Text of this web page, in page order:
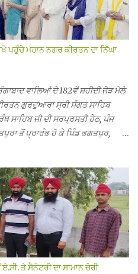
ਪਹੁੰਚੇ ਮਹਾਨ ਨਗਰ ਕੀਰਤਨ ਦਾ ਨਿੱਘਾ
ਵਾਲਿਆਂ ਦੇ 182ਵੇਂ ਸ਼ਹੀਦੀ ਜੋੜ ਮੇਲੇ
ਗੁਰਦੁਆਰਾ ਸ੍ਰੀ ਸੰਗਤ ਸਾਹਿਬ
ਸਾਹਿਬ ਜੀ ਦੀ ਸਰਪ੍ਰਸਤੀ ਹੇਠ, ਪੰਜ
ਤੋਂ ਪ੍ਰਾਰੰਭ ਹੋ ਕੇ ਪਿੰਡ ਭਗਤਪੁਰ,
ਨਗਰ ਕੀਰਤਨ ਦੇ ਗੁਰਦੁਆਰਾ ਸ੍ਰੀ
ਸੇਵਾਦਾਰ ਸੰਤ ਬਾਬਾ ਹਰਜੀਤ ਸਿੰਘ ਤੇ
ਵਿਚ ਨਿੱਘਾ ਸਵਾਗਤ ਕੀਤਾ ਗਿਆ।
ਨਗਰ ਕੀਰਤਨ ਦੇ ਸਮਾਪਤੀ ਦੀ ਅਰਦਾਸ
ਕੀਰਤਨ ਦੇ ਪ੍ਰਬੰਧਕਾਂ ਦਾ ਗੁਰਦੁਆਰਾ
ਬਾਬਾ ਹਰਜੀਤ ਸਿੰਘ ਵੱਲੋਂ ਸਿਰੋਪਾਓ ਦੇ ਕੇ
ਕੀਰਤਨ ਦੀ ਆਰੰਭਤਾ ਤੋਂ ਲੈ ਕੇ ਸਮਾਪਤੀ
ਤੇ ਸੈਨੇਟਰੀ ਦਾ ਸਾਮਾਨ ਚੋਰੀ